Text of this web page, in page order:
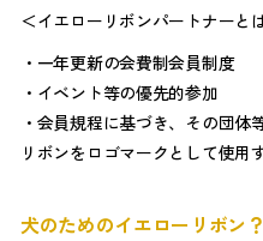
＜イエローリボンパートナーと
・一年更新の会費制会員制度
・イベント等の優先的参加
・会員規程に基づき、その団
リボンをロゴマークとして使用
犬のためのイエローリボン？